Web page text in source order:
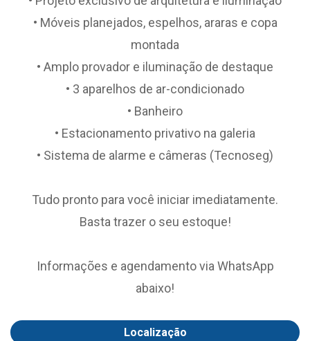
• Móveis planejados, espelhos, araras e copa
montada
• Amplo provador e iluminação de destaque
• 3 aparelhos de ar-condicionado
• Banheiro
• Estacionamento privativo na galeria
• Sistema de alarme e câmeras (Tecnoseg)
Tudo pronto para você iniciar imediatamente.
Basta trazer o seu estoque!
Informações e agendamento via WhatsApp
abaixo!
Localização